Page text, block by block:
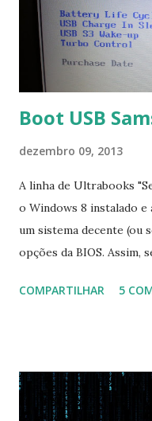
Boot USB
dezembro 09, 2013
A linha de Ultrabooks
o Windows 8 instalado
um sistema decente (ou
opções da BIOS. Assim,
Na inicialização aperte
com Win, deixe essa
Disabled USB S3
COMPARTILHAR 5